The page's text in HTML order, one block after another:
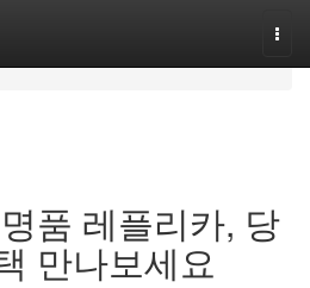
품 레플리카, 당
만나보세요